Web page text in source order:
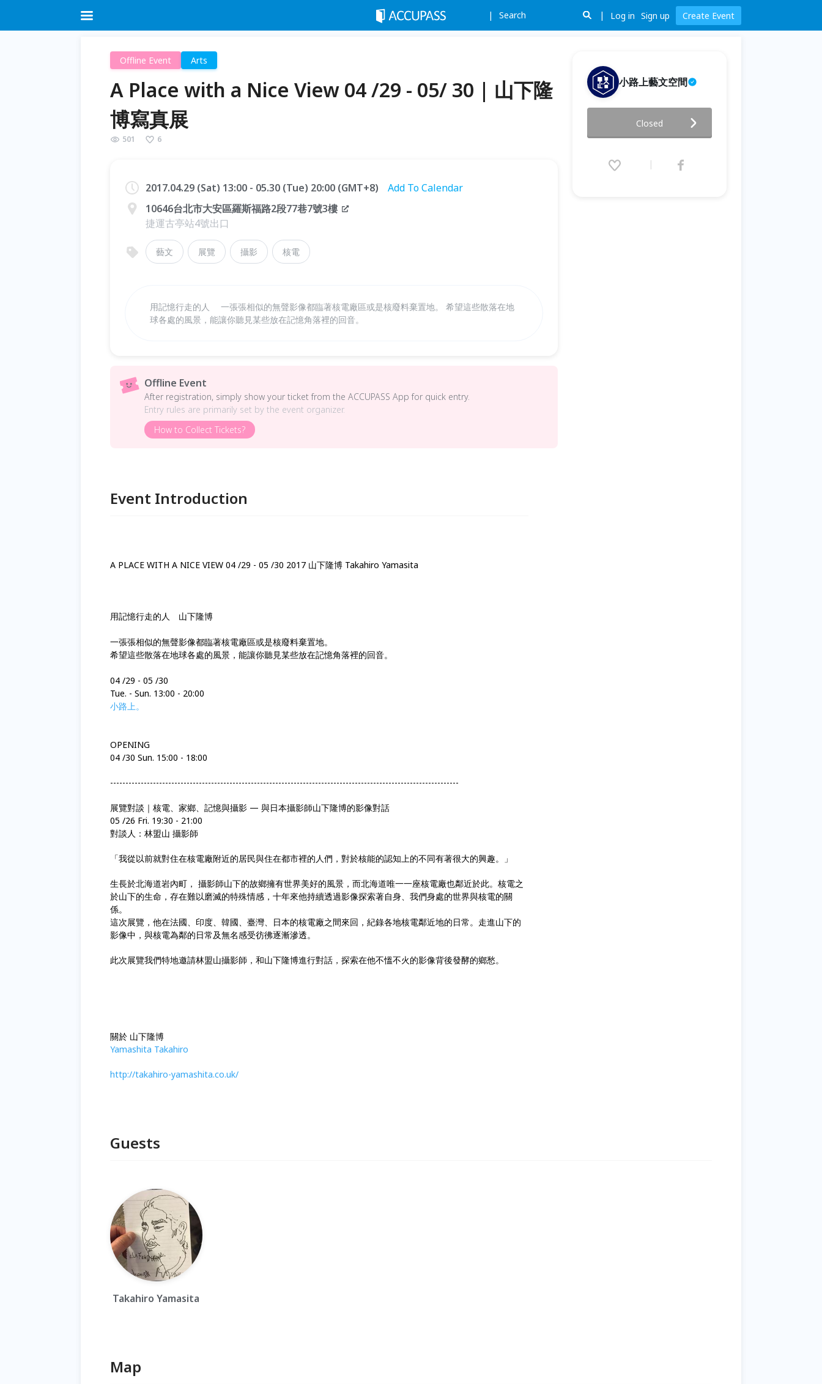
Search Log in Sign up Create Event
Offline Event Arts
A Place with a Nice View 04 /29 - 05/ 30 | 山下隆
博寫真展
501 6
2017.04.29 (Sat) 13:00 - 05.30 (Tue) 20:00 (GMT+8)
Add To Calendar
10646台北市大安區羅斯福路2段77巷7號3樓
捷運古亭站4號出口
藝文 展覽 攝影 核電
用記憶行走的人 一張張相似的無聲影像都臨著核電廠區或是核廢料棄置地。 希望這些散落在地
球各處的風景，能讓你聽見某些放在記憶角落裡的回音。
Offline Event
After registration, simply show your ticket from the ACCUPASS App for quick entry.
Entry rules are primarily set by the event organizer.
How to Collect Tickets?
Event Introduction
A PLACE WITH A NICE VIEW 04 /29 - 05 /30 2017 山下隆博 Takahiro Yamasita
用記憶行走的人 山下隆博
一張張相似的無聲影像都臨著核電廠區或是核廢料棄置地。
希望這些散落在地球各處的風景，能讓你聽見某些放在記憶角落裡的回音。
04 /29 - 05 /30
Tue. - Sun. 13:00 - 20:00
小路上。
OPENING
04 /30 Sun. 15:00 - 18:00
------------------------------------------------------------------------------------------------------------------
展覽對談｜核電、家鄉、記憶與攝影 — 與日本攝影師山下隆博的影像對話
05 /26 Fri. 19:30 - 21:00
對談人：林盟山 攝影師
「我從以前就對住在核電廠附近的居民與住在都市裡的人們，對於核能的認知上的不同有著很大的興趣。」
生長於北海道岩內町， 攝影師山下的故鄉擁有世界美好的風景，而北海道唯一一座核電廠也鄰近於此。核電之
於山下的生命，存在難以磨滅的特殊情感，十年來他持續透過影像探索著自身、我們身處的世界與核電的關
係。
這次展覽，他在法國、印度、韓國、臺灣、日本的核電廠之間來回，紀錄各地核電鄰近地的日常。走進山下的
影像中，與核電為鄰的日常及無名感受彷彿逐漸滲透。
此次展覽我們特地邀請林盟山攝影師，和山下隆博進行對話，探索在他不慍不火的影像背後發酵的鄉愁。
關於 山下隆博
Yamashita Takahiro
http://takahiro-yamashita.co.uk/
小路上藝文空間
/29 - 05/ 30 | 山下隆博寫真展
2017.04.29 (Sat) 13:00 - 05.30
Closed
Guests
Takahiro Yamasita
Map